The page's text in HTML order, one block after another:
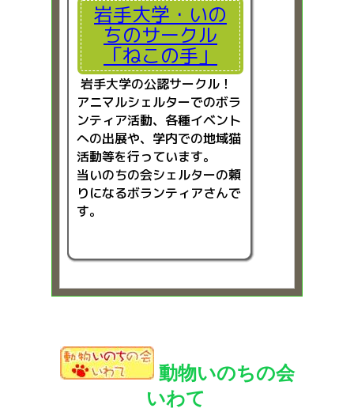
岩手大学・いの
ちのサークル
「ねこの手」
岩手大学の公認サークル！
アニマルシェルターでのボラ
ンティア活動、各種イベント
への出展や、学内での地域猫
活動等を行っています。
当いのちの会シェルターの頼
りになるボランティアさんで
す。
動物いのちの会
いわて